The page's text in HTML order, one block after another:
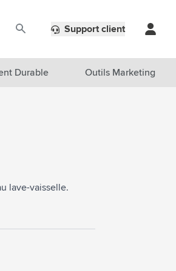
Support client
Durable Outils Marketing
lave-vaisselle.